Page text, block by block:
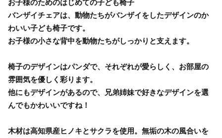
お子様のためのはじめての子ども椅子
バンザイチェアは、動物たちがバンザイをしたデザインのか
わいい子ども椅子です。
お子様の小さな背中を動物たちがしっかりと支えます。
椅子のデザインはパンダで、それぞれが愛らしく、お部屋の
雰囲気を優しく彩ります。
他にもデザインがあるので、兄弟姉妹で好きなデザインを選
んでもかわいいですね！
木材は高知県産ヒノキとサクラを使用。無垢の木の風合いを